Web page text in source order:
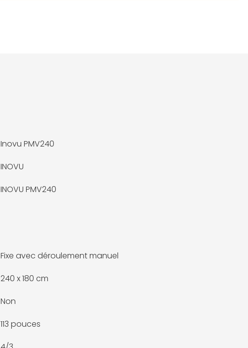
Inovu PMV240
INOVU
INOVU PMV240
Fixe avec déroulement manuel
240 x 180 cm
Non
113 pouces